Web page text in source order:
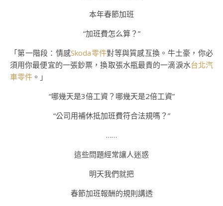
本年春節加班
“加班費怎么算？”
「第一階段：情感Skoda零件對等與質感互換。牛土豪，你必
須用你最便宜的一張鈔票，換取張水瓶最貴的一滴淚水台北汽
車零件 。」
“哪幾天是3倍工資？哪幾天是2倍工資”
“公司用補休抵加班費符合法規嗎？”
……
這些問題經常讓人迷惑
明天我們就把
春節加班報酬的規則講透